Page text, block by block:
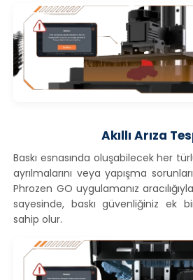
Akıllı Arıza
Baskı esnasında oluşabilecek her
ayrılmalarını veya yapışma
Phrozen GO uygulamanız
sayesinde, baskı güvenliğiniz ek
sahip olur.